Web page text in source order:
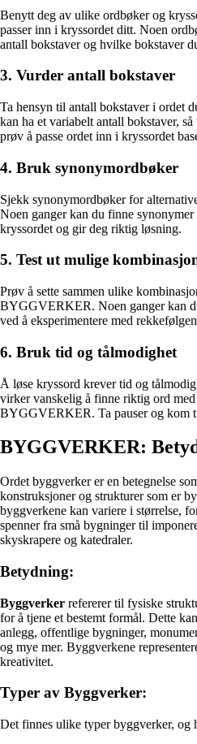
Benytt deg av ulike ordbøker og
passer inn i kryssordet ditt. Noen
antall bokstaver og hvilke bokstaver
3. Vurder antall bokstaver
Ta hensyn til antall bokstaver i ordet
kan ha et variabelt antall bokstaver,
prøv å passe ordet inn i kryssordet
4. Bruk synonymordbøker
Sjekk synonymordbøker for
Noen ganger kan du finne synonymer
kryssordet og gir deg riktig løsning.
5. Test ut mulige
Prøv å sette sammen ulike
BYGGVERKER. Noen ganger kan
ved å eksperimentere med
6. Bruk tid og tålmodighet
Å løse kryssord krever tid og
virker vanskelig å finne riktig ord
BYGGVERKER. Ta pauser og kom
BYGGVERKER:
Ordet byggverker er en betegnelse
konstruksjoner og strukturer som er
byggverkene kan variere i størrelse,
spenner fra små bygninger til
skyskrapere og katedraler.
Betydning:
Byggverker refererer til fysiske
for å tjene et bestemt formål. Dette
anlegg, offentlige bygninger,
og mye mer. Byggverkene
kreativitet.
Typer av Byggverker:
Det finnes ulike typer byggverker, og